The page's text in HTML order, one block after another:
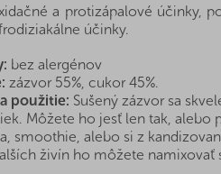
a protizápalové účinky,
účinky.
bez alergénov
zázvor 55%, cukor 45%.
použitie: Sušený zázvor sa
Môžete ho jesť len tak, alebo
smoothie, alebo si z
živín ho môžete